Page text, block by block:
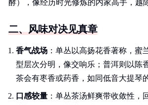
酵），像经历时光修炼的内家高手，越
二、风味对决见真章
香气战场 ：单丛以高扬花香著称，蜜
型层次分明，像交响乐；普洱则以陈
茶会有枣香或药香，如同低音大提琴
口感较量 ：单丛茶汤鲜爽带收敛性，